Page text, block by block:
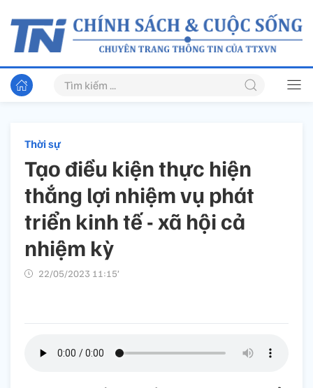
Thời sự
Tạo điều kiện thực hiện
thắng lợi nhiệm vụ phát
triển kinh tế - xã hội cả
nhiệm kỳ
22/05/2023 11:15’